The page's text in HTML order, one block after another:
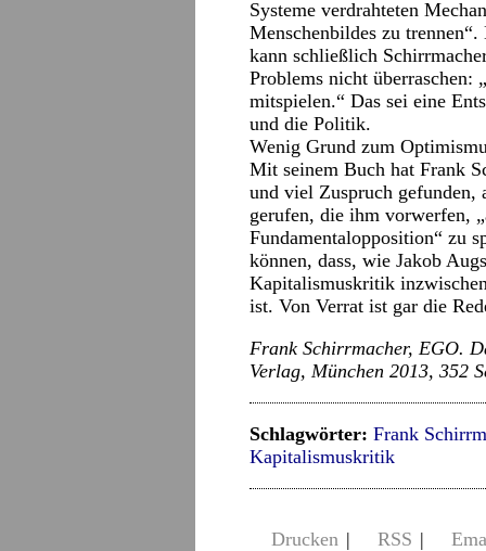
Systeme verdrahteten
Menschenbildes zu
kann schließlich
Problems nicht überraschen:
mitspielen.“ Das sei eine
und die Politik.
Wenig Grund zum
Mit seinem Buch hat Frank
und viel Zuspruch gefunden,
gerufen, die ihm vorwerfen,
Fundamentalopposition“ zu
können, dass, wie Jakob
Kapitalismuskritik
ist. Von Verrat ist gar die
Frank Schirrmacher, EGO.
Verlag, München 2013, 352
Schlagwörter: Frank
Kapitalismuskritik
Drucken | RSS |